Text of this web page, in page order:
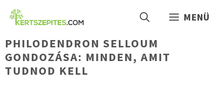
Kilépés
MENÜ
PHILODENDRON SELLOUM
GONDOZÁSA: MINDEN, AMIT
TUDNOD KELL